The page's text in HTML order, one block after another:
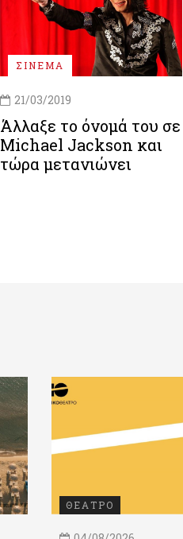
ΣΙΝΕΜΑ
21/03/2019
Άλλαξε το όνομά του σε
Michael Jackson και
τώρα μετανιώνει
ΘΕΑΤΡΟ